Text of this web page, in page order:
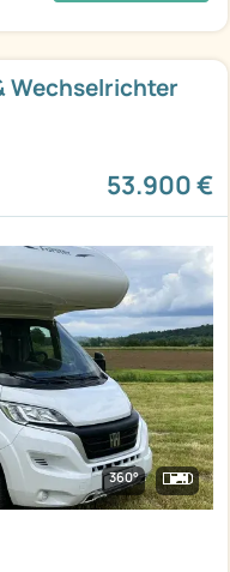
Wechselrichter
53.900 €
360°